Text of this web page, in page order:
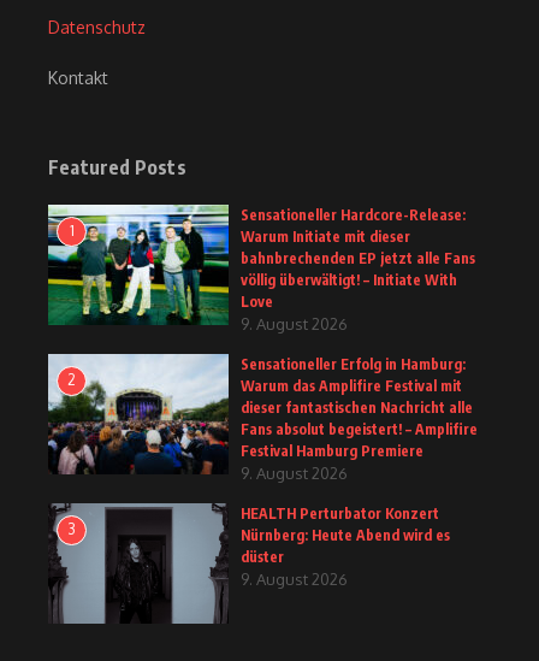
Datenschutz
Kontakt
Featured Posts
1
Sensationeller Hardcore-Release:
Warum Initiate mit dieser
bahnbrechenden EP jetzt alle Fans
völlig überwältigt! – Initiate With
Love
9. August 2026
2
Sensationeller Erfolg in Hamburg:
Warum das Amplifire Festival mit
dieser fantastischen Nachricht alle
Fans absolut begeistert! – Amplifire
Festival Hamburg Premiere
9. August 2026
3
HEALTH Perturbator Konzert
Nürnberg: Heute Abend wird es
düster
9. August 2026